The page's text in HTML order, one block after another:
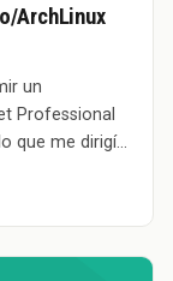
ArchLinux
un
Professional
que me dirigí